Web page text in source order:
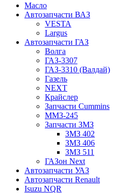
Масло
Автозапчасти ВАЗ
VESTA
Largus
Автозапчасти ГАЗ
Волга
ГАЗ-3307
ГАЗ-3310 (Валдай)
Газель
NEXT
Крайслер
Запчасти Cummins
ММЗ-245
Запчасти ЗМЗ
ЗМЗ 402
ЗМЗ 406
ЗМЗ 511
ГАЗон Next
Автозапчасти УАЗ
Автозапчасти Renault
Isuzu NQR